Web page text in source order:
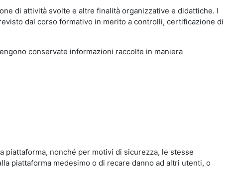
di attività svolte e altre finalità organizzative e didattiche. I
dal corso formativo in merito a controlli, certificazione di
conservate informazioni raccolte in maniera
nonché per motivi di sicurezza, le stesse
piattaforma medesimo o di recare danno ad altri utenti, o